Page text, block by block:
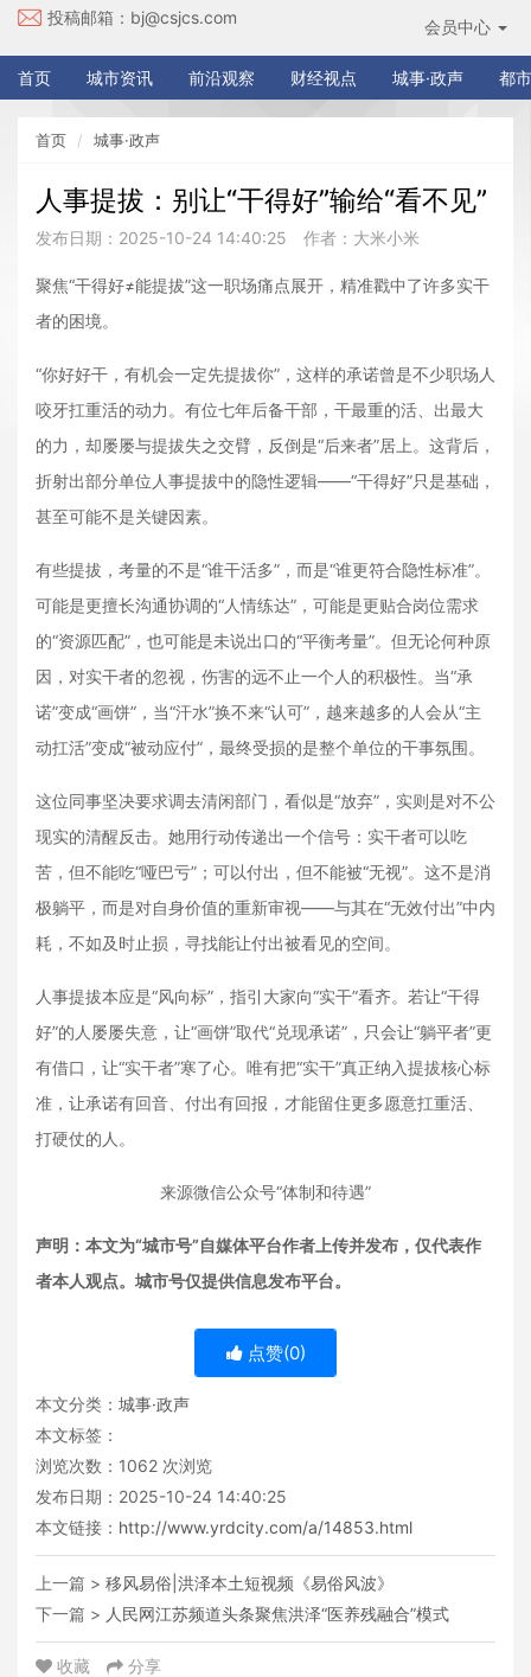
投稿邮箱： bj@csjcs.com 会员中心
首页 城市资讯 前沿观察 财经视点 城事·政声 都
首页 城事·政声
人事提拔：别让“干得好”输给“看不见”
发布日期：2025-10-24 14:40:25 作者：大米小米
聚焦“干得好≠能提拔”这一职场痛点展开，精准戳中了许多实干
者的困境。
“你好好干，有机会一定先提拔你”，这样的承诺曾是不少职场人
咬牙扛重活的动力。有位七年后备干部，干最重的活、出最大
的力，却屡屡与提拔失之交臂，反倒是“后来者”居上。这背后，
折射出部分单位人事提拔中的隐性逻辑——“干得好”只是基础，
甚至可能不是关键因素。
有些提拔，考量的不是“谁干活多”，而是“谁更符合隐性标准”。
可能是更擅长沟通协调的“人情练达”，可能是更贴合岗位需求
的“资源匹配”，也可能是未说出口的“平衡考量”。但无论何种原
因，对实干者的忽视，伤害的远不止一个人的积极性。当“承
诺”变成“画饼”，当“汗水”换不来“认可”，越来越多的人会从“主
动扛活”变成“被动应付”，最终受损的是整个单位的干事氛围。
这位同事坚决要求调去清闲部门，看似是“放弃”，实则是对不公
现实的清醒反击。她用行动传递出一个信号： 实干者可以吃
苦，但不能吃“哑巴亏”；可以付出，但不能被“无视”。 这不是消
极躺平，而是对自身价值的重新审视——与其在“无效付出”中内
耗，不如及时止损，寻找能让付出被看见的空间。
人事提拔本应是“风向标”，指引大家向“实干”看齐。若让“干得
好”的人屡屡失意，让“画饼”取代“兑现承诺”，只会让“躺平者”更
有借口，让“实干者”寒了心。 唯有把“实干”真正纳入提拔核心标
准，让承诺有回音、付出有回报，才能留住更多愿意扛重活、
打硬仗的人。
来源微信公众号“体制和待遇”
声明：本文为“城市号”自媒体平台作者上传并发布，仅代表作
者本人观点。城市号仅提供信息发布平台。
点赞(0)
本文分类： 城事·政声
本文标签：
浏览次数： 1062 次浏览
发布日期：2025-10-24 14:40:25
本文链接： http://www.yrdcity.com/a/14853.html
上一篇 > 移风易俗|洪泽本土短视频《易俗风波》
下一篇 > 人民网江苏频道头条聚焦洪泽“医养残融合”模式
收藏 分享